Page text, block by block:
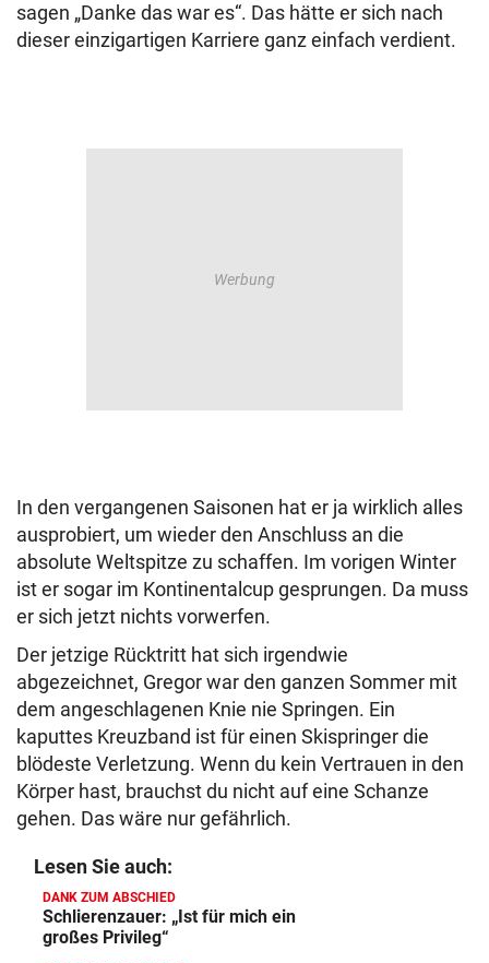
sagen „Danke das war es“. Das hätte er sich nach
dieser einzigartigen Karriere ganz einfach verdient.
In den vergangenen Saisonen hat er ja wirklich alles
ausprobiert, um wieder den Anschluss an die
absolute Weltspitze zu schaffen. Im vorigen Winter
ist er sogar im Kontinentalcup gesprungen. Da muss
er sich jetzt nichts vorwerfen.
Der jetzige Rücktritt hat sich irgendwie
abgezeichnet, Gregor war den ganzen Sommer mit
dem angeschlagenen Knie nie Springen. Ein
kaputtes Kreuzband ist für einen Skispringer die
blödeste Verletzung. Wenn du kein Vertrauen in den
Körper hast, brauchst du nicht auf eine Schanze
gehen. Das wäre nur gefährlich.
Lesen Sie auch:
DANK ZUM ABSCHIED
Schlierenzauer: „Ist für mich ein
großes Privileg“